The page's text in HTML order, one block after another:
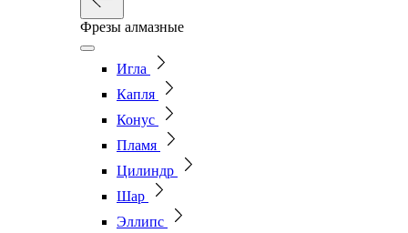
Фрезы алмазные
Игла
Капля
Конус
Пламя
Цилиндр
Шар
Эллипс